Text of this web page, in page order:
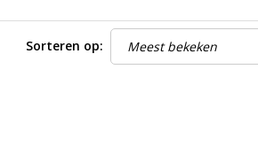
Sorteren op: